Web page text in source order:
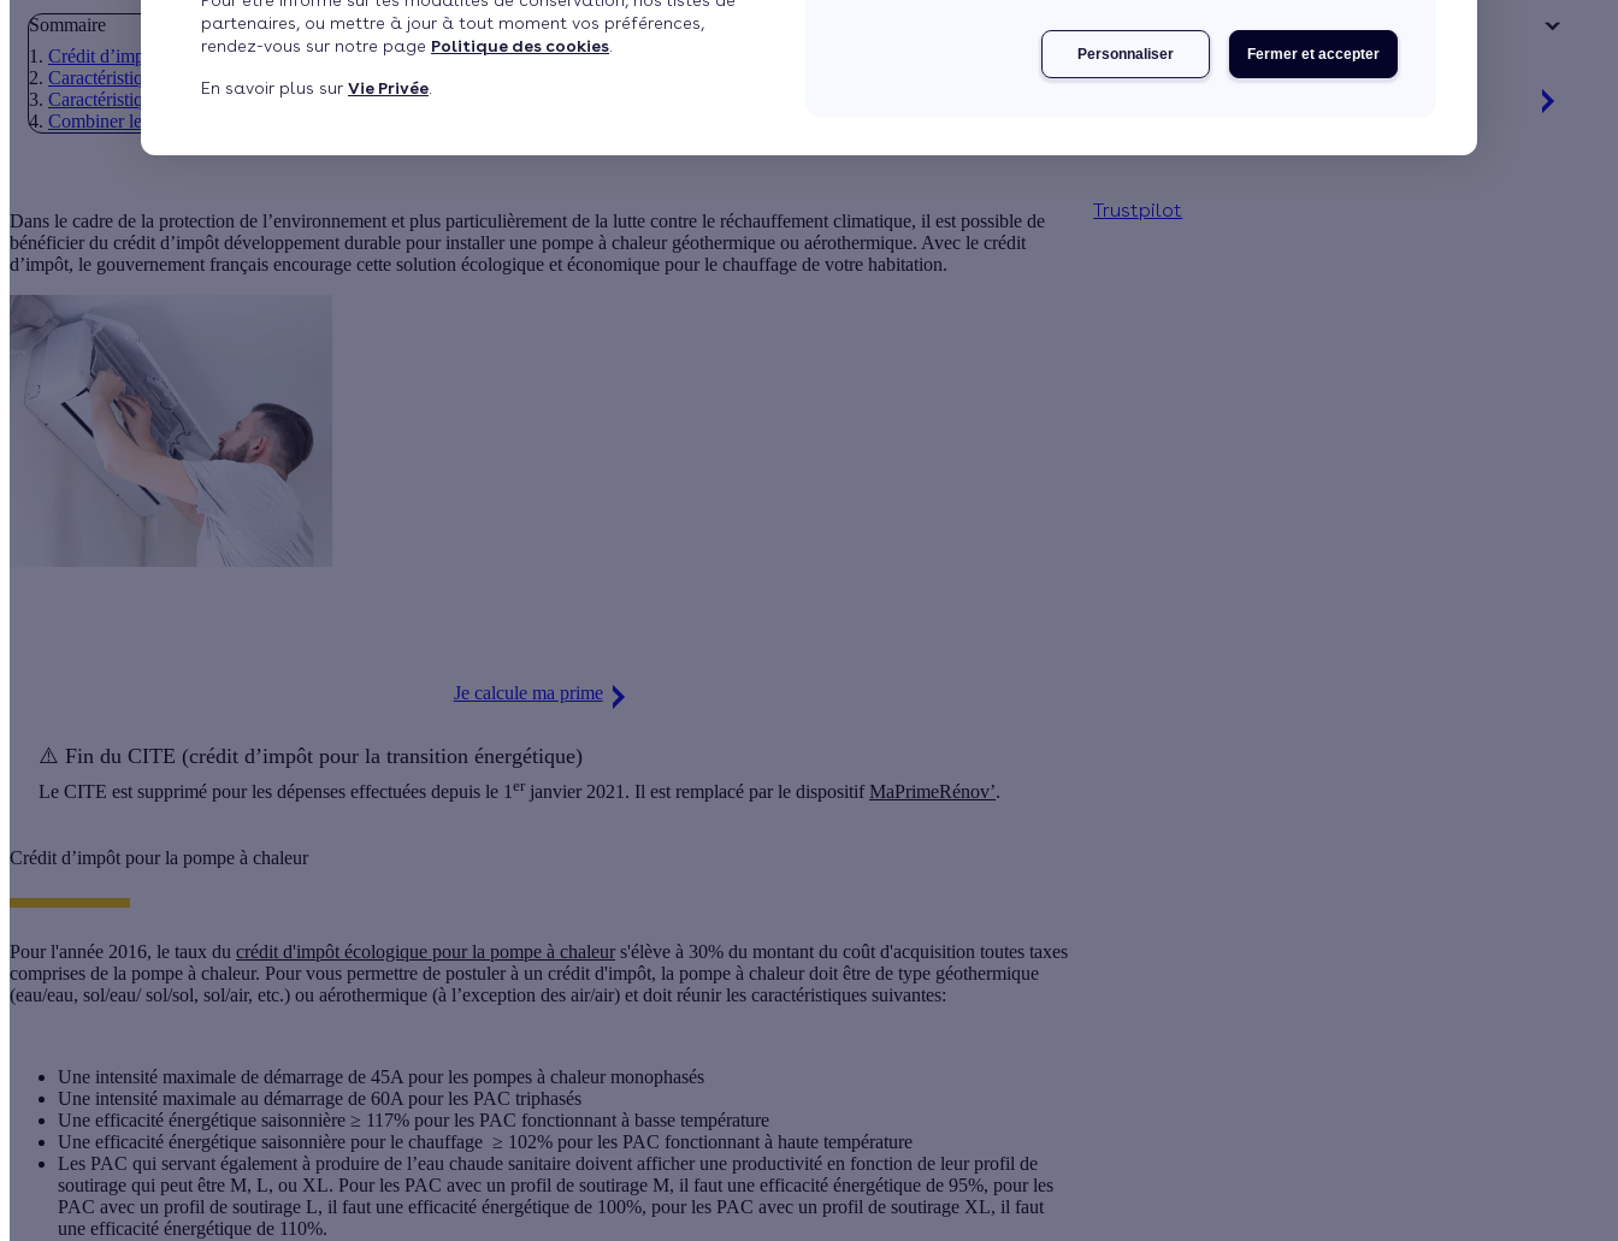
partenaires, ou mettre à jour à tout moment vos préférences,
rendez-vous sur notre page Politique des cookies
En savoir plus sur Vie Privée
Fermer et accepter
Personnaliser
Sommaire
Crédit d’impôt pour la pompe à chaleur
Caractéristiques des pompes à chaleur (PAC)
Caractéristiques du crédit d’impôt pour le développement durable
Combiner les aides de l’Etat, c’est possible !
Dans le cadre de la protection de l’environnement et plus particulièrement de la lutte contre le réchauffement climatique, il est possible de
bénéficier du crédit d’impôt développement durable pour installer une pompe à chaleur géothermique ou aérothermique. Avec le crédit
d’impôt, le gouvernement français encourage cette solution écologique et économique pour le chauffage de votre habitation.
Je calcule ma prime
⚠️ Fin du CITE (crédit d’impôt pour la transition énergétique)
Le CITE est supprimé pour les dépenses effectuées depuis le 1 er janvier 2021. Il est remplacé par le dispositifMaPrimeRénov’.
Crédit d’impôt pour la pompe à chaleur
Pour l'année 2016, le taux du crédit d'impôt écologique pour la pompe à chaleur s'élève à 30% du montant du coût d'acquisition toutes taxes
comprises de la pompe à chaleur. Pour vous permettre de postuler à un crédit d'impôt, la pompe à chaleur doit être de type géothermique
(eau/eau, sol/eau/ sol/sol, sol/air, etc.) ou aérothermique (à l’exception des air/air) et doit réunir les caractéristiques suivantes:
Une intensité maximale de démarrage de 45A pour les pompes à chaleur monophasés
Une intensité maximale au démarrage de 60A pour les PAC triphasés
Une efficacité énergétique saisonnière ≥ 117% pour les PAC fonctionnant à basse température
Une efficacité énergétique saisonnière pour le chauffage ≥ 102% pour les PAC fonctionnant à haute température
Les PAC qui servant également à produire de l’eau chaude sanitaire doivent afficher une productivité en fonction de leur profil de
soutirage qui peut être M, L, ou XL. Pour les PAC avec un profil de soutirage M, il faut une efficacité énergétique de 95%, pour les
PAC avec un profil de soutirage L, il faut une efficacité énergétique de 100%, pour les PAC avec un profil de soutirage XL, il faut
une efficacité énergétique de 110%.
+ de 15 ans
Trustpilot